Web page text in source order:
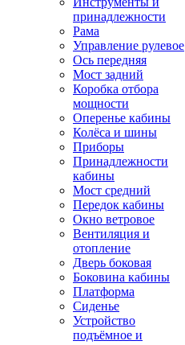
принадлежности
Рама
Управление рулевое
Ось передняя
Мост задний
Коробка отбора
мощности
Оперенье кабины
Колёса и шины
Приборы
Принадлежности
кабины
Мост средний
Передок кабины
Окно ветровое
Вентиляция и
отопление
Дверь боковая
Боковина кабины
Платформа
Сиденье
Устройство
подъёмное и